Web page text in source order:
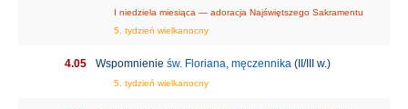
I niedziela miesiąca — adoracja Najświętszego Sakramentu
5. tydzień wielkanocny
4.05 Wspomnienie św. Floriana, męczennika (II/III w.)
5. tydzień wielkanocny